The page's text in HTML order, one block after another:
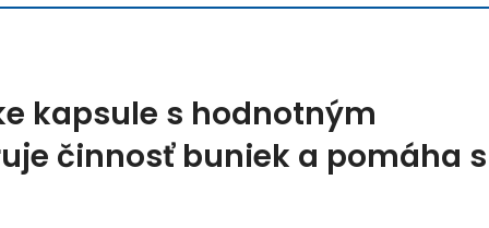
kapsule s hodnotným
činnosť buniek a pomáha s